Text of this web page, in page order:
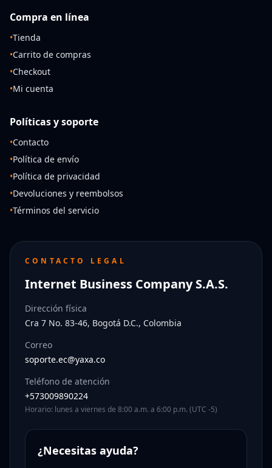
Compra en línea
•Tienda
•Carrito de compras
•Checkout
•Mi cuenta
Políticas y soporte
•Contacto
•Política de envío
•Política de privacidad
•Devoluciones y reembolsos
•Términos del servicio
CONTACTO LEGAL
Internet Business Company S.A.S.
Dirección física
Cra 7 No. 83-46, Bogotá D.C., Colombia
Correo
soporte.ec@yaxa.co
Teléfono de atención
+573009890224
Horario: lunes a viernes de 8:00 a.m. a 6:00 p.m. (UTC -5)
¿Necesitas ayuda?